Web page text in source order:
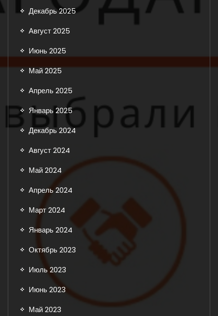
Декабрь 2025
Август 2025
Июнь 2025
Май 2025
Апрель 2025
Январь 2025
Декабрь 2024
Август 2024
Май 2024
Апрель 2024
Март 2024
Январь 2024
Октябрь 2023
Июль 2023
Июнь 2023
Май 2023